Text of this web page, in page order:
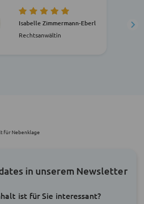
Isabelle Zimmermann-Eberl
Rechtsanwältin
für Nebenklage
in unserem Newsletter
ist für Sie interessant?